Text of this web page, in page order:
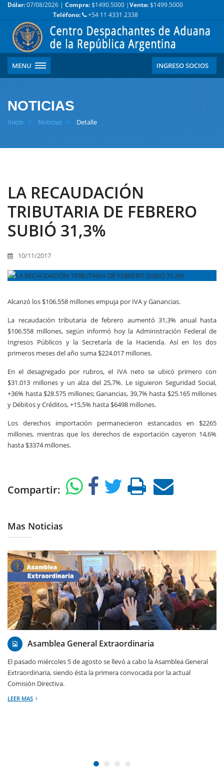
Dólar:07/08/2026 | Compra:$1490.5000 |Venta:$1499.5000
Teléfono:
+54 11 4331 2338
MENU INGRESO SOCIOS
NOTICIAS
Inicio Noticias Detalle
LA RECAUDACIÓN
TRIBUTARIA DE FEBRERO
SUBIÓ 31,3%
10/11/2017
Alcanzó los $106.558 millones empuja por IVA y Ganancias.
La recaudación tributaria de febrero aumentó 31,3% anual hasta
$106.558 millones, según informó hoy la Administración Federal de
Ingresos Públicos y la Secretaría de la Hacienda. Así en los dos
primeros meses del año suma $224.017 millones.
En el desagregado por rubros, el IVA neto se ubicó primero con
$31.013 millones y un alza del 25,7%. Le siguieron Seguridad Social,
+36% hasta $28.575 millones; Ganancias, 39,7% hasta $25.165 millones
y Débitos y Créditos, +15,5% hasta $6498 millones.
Los derechos importación permanecieron estancados en $2265
millones, mientras que los derechos de exportación cayeron 14,6%
hasta $3374 millones.
Compartir:
Mas Noticias
07/08/2026
Asamblea General Extraordinaria
El pasado miércoles 5 de agosto se llevó a cabo la Asamblea General
Extraordinaria, siendo ésta la primera convocada por la actual
Comisión Directiva.
LEER MAS